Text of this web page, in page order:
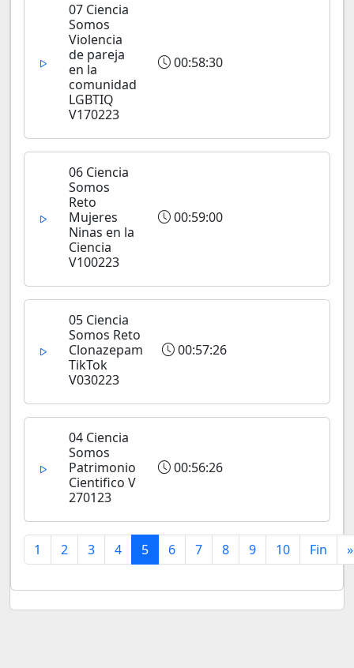
07 Ciencia
Somos
Violencia
de pareja
en la
comunidad
LGBTIQ
V170223
00:58:30
06 Ciencia
Somos
Reto
Mujeres
Ninas en la
Ciencia
V100223
00:59:00
05 Ciencia
Somos Reto
Clonazepam
TikTok
V030223
00:57:26
04 Ciencia
Somos
Patrimonio
Cientifico V
270123
00:56:26
1 2 3 4 5 6 7 8 9 10 Fin »